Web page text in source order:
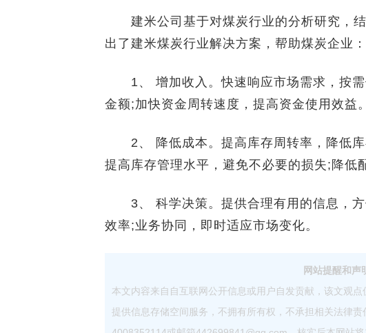
建米公司基于对煤炭行业的分析研究，结
出了建米煤炭行业解决方案，帮助煤炭企业：
1、 增加收入。快速响应市场需求，按需
金额;加快资金周转速度，提高资金使用效益。
2、 降低成本。提高库存周转率，降低库
提高库存管理水平，避免不必要的损失;降低
3、 科学决策。提供合理有用的信息，方
效率;业务协同，即时适应市场变化。
网站提醒和声
本文内容来自自互联网公开信息或用户自发贡献，该文观
提供信息存储空间服务，不拥有所有权，不承担相关法律